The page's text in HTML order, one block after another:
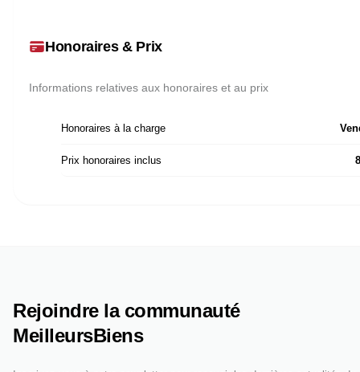
Honoraires & Prix
Informations relatives aux honoraires et au prix
Honoraires à la charge
Prix honoraires inclus
Rejoindre la communauté
MeilleursBiens